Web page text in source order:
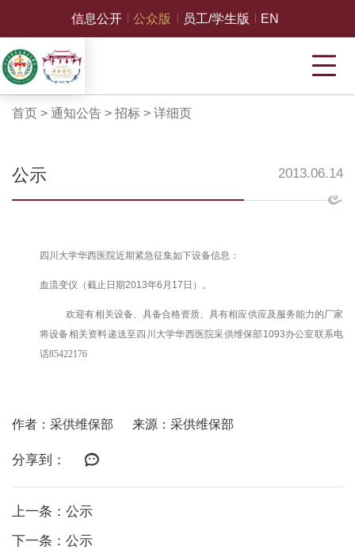
信息公开 公众版 员工/学生版 EN
首页 > 通知公告> 招标> 详细页
公示 2013.06.14
四川大学华西医院近期紧急征集如下设备信息：
血流变仪（截止日期2013年6 月 17 日）。
欢迎有相关设备、具备合格资质、具有相应供应及服务能力的厂家
将设备相关资料递送至四川大学华西医院采供维保部1093办公室联系电
话85422176
作者：采供维保部 来源：采供维保部
分享到：
上一条：公示
下一条：公示